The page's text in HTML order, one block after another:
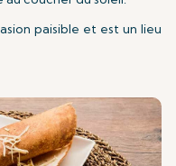
paisible et est un lieu